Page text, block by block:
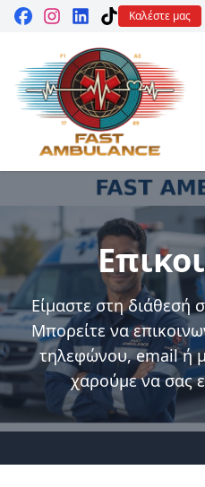
Καλέστε μας
Είμαστε στη διάθεσή
Μπορείτε να
τηλεφώνου, email ή
χαρούμε να σας